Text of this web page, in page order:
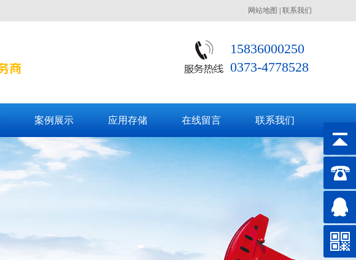
网站地图 联系我们
15836000250
案例展示 应用存储 在线留言 联系我们